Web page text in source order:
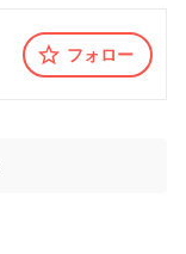
フォロー